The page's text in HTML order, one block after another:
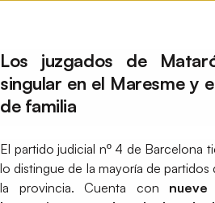
Los juzgados de
singular en el Maresme y
de familia
El partido judicial nº 4 de Barcelona
lo distingue de la mayoría de
la provincia. Cuenta con